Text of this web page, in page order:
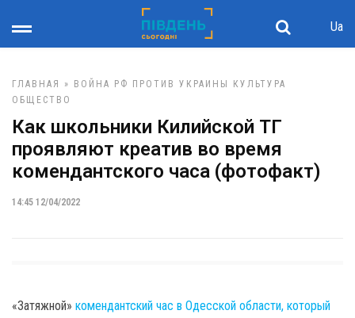
Ua
ГЛАВНАЯ » ВОЙНА РФ ПРОТИВ УКРАИНЫ
КУЛЬТУРА
ОБЩЕСТВО
Как школьники Килийской ТГ
проявляют креатив во время
комендантского часа (фотофакт)
14:45 12/04/2022
«Затяжной» комендантский час в Одесской области, который